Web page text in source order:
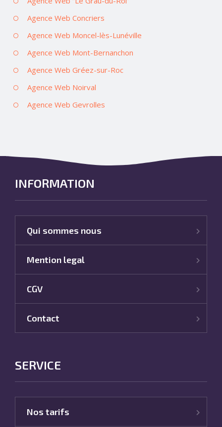
Agence Web Concriers
Agence Web Moncel-lès-Lunéville
Agence Web Mont-Bernanchon
Agence Web Gréez-sur-Roc
Agence Web Noirval
Agence Web Gevrolles
INFORMATION
Qui sommes nous
Mention legal
CGV
Contact
SERVICE
Nos tarifs